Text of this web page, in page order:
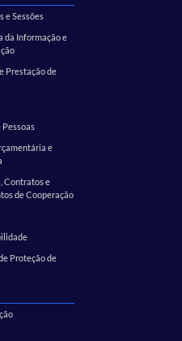
e Sessões
da Informação e
Prestação de
Pessoas
e
Contratos e
de Cooperação
Proteção de